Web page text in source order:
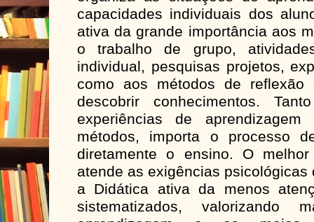
capacidades individuais dos
ativa da grande importância aos
o trabalho de grupo,
individual, pesquisas projetos,
como aos métodos de
descobrir conhecimentos.
experiências de
métodos, importa o processo
diretamente o ensino. O
atende as exigências
a Didática ativa da menos
sistematizados,